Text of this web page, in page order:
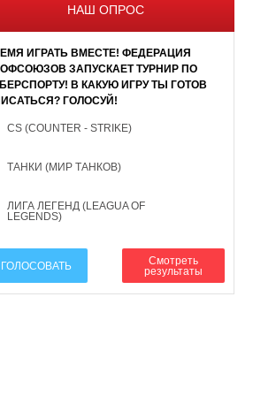
НАШ ОПРОС
ИГРАТЬ ВМЕСТЕ! ФЕДЕРАЦИЯ
ЗАПУСКАЕТ ТУРНИР ПО
В КАКУЮ ИГРУ ТЫ ГОТОВ
ГОЛОСУЙ!
CS (COUNTER - STRIKE)
ТАНКИ (МИР ТАНКОВ)
ЛИГА ЛЕГЕНД (LEAGUA OF
LEGENDS)
ГОЛОСОВАТЬ
Смотреть
результаты